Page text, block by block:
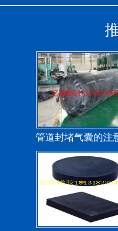
污水管道封堵气
管道封堵气囊的注
项